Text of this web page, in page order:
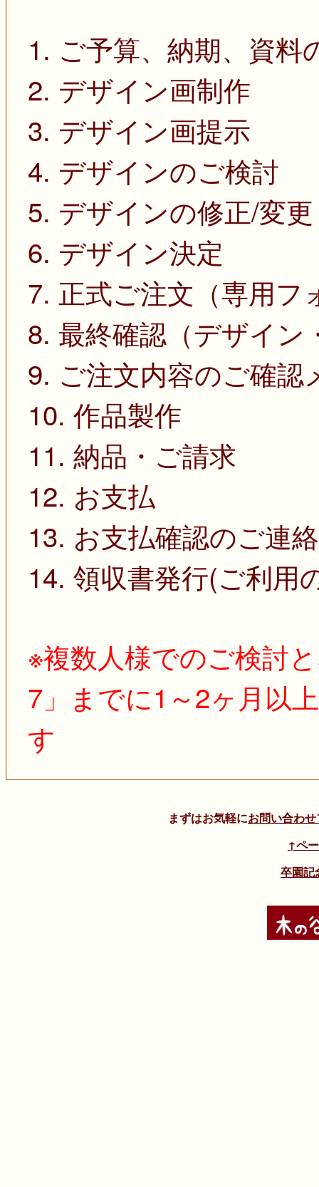
1. ご予算、納期、資料
2. デザイン画制作
3. デザイン画提示
4. デザインのご検討
5. デザインの修正/変更
6. デザイン決定
7. 正式ご注文（専用フ
8. 最終確認（デザイン
9. ご注文内容のご確認
10. 作品製作
11. 納品・ご請求
12. お支払
13. お支払確認のご連絡
14. 領収書発行(ご利用
※複数人様でのご検討
7」までに1～2ヶ月以
す
まずはお気軽にお問い合わ
↑ペ
卒園記